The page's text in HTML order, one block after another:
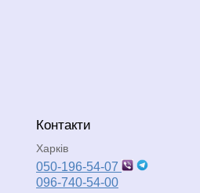
Контакти
Харків
050-196-54-07
096-740-54-00